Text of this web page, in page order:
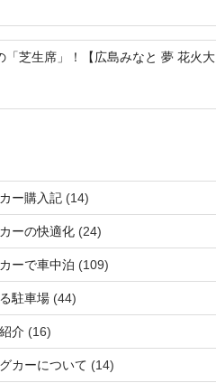
「芝生席」！【広島みなと 夢 花火大
ー購入記(14)
ーの快適化(24)
ーで車中泊 (109)
駐車場(44)
介 (16)
カーについて (14)